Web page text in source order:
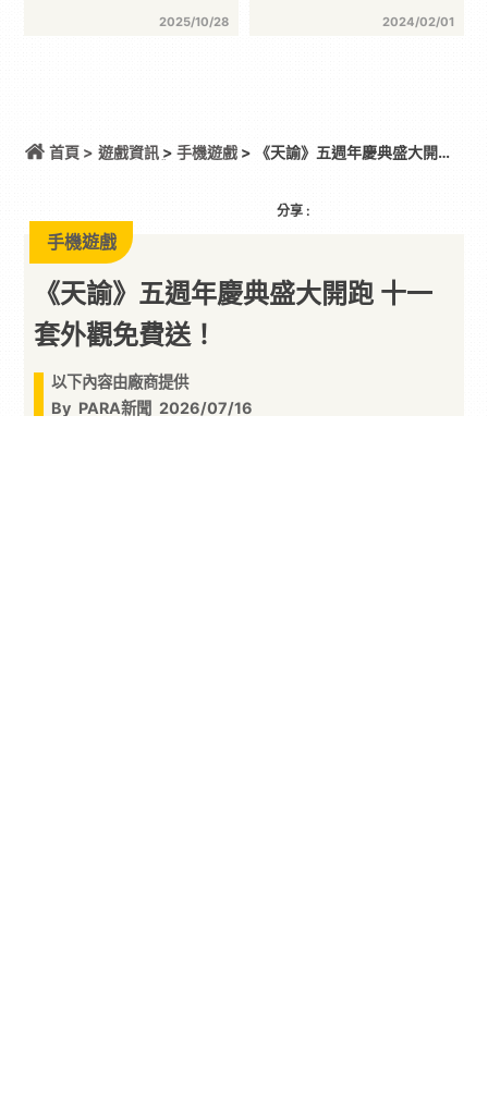
2025/10/28 2024/02/01
首頁 > 遊戲資訊> 手機遊戲> 《天諭》五週年慶典盛大開跑
分享 :
手機遊戲
《天諭》五週年慶典盛大開跑 十一
套外觀免費送！
以下內容由廠商提供
By PARA新聞 2026/07/16